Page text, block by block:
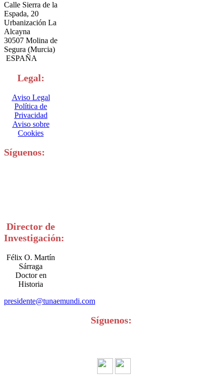
Calle Sierra de la
Espada, 20
Urbanización La
Alcayna
30507 Molina de
Segura (Murcia)
ESPAÑA
Legal:
Aviso Legal
Política de
Privacidad
Aviso sobre
Cookies
Síguenos:
Director de
Investigación:
Félix O. Martín
Sárraga
Doctor en
Historia
presidente@tunaemundi.com
Síguenos: